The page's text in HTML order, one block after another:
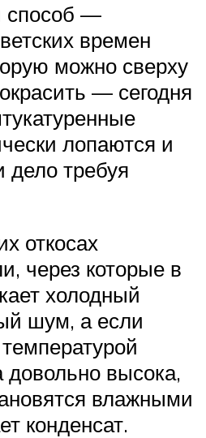
способ —
времен
можно сверху
— сегодня
лопаются и
дело требуя
откосах
через которые в
холодный
шум, а если
высока,
влажными
конденсат.